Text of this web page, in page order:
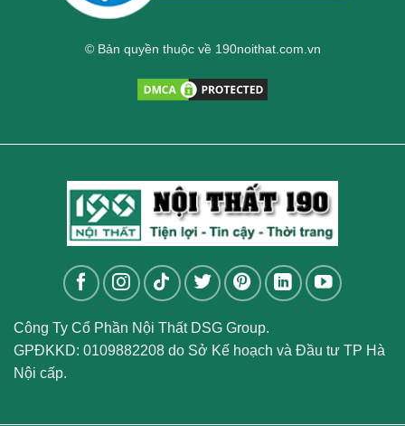
© Bản quyền thuộc về 190noithat.com.vn
Công Ty Cổ Phần Nội Thất DSG Group.
GPĐKKD: 0109882208 do Sở Kế hoạch và Đầu tư TP Hà
Nội cấp.